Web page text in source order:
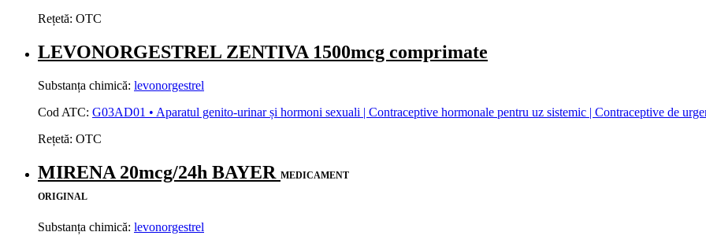
Rețetă: OTC
LEVONORGESTREL ZENTIVA 1500mcg comprimate
Substanța chimică: levonorgestrel
Cod ATC: G03AD01 • Aparatul genito-urinar și hormoni sexuali | Contraceptive hormonale pentru uz sistemic | Contraceptive de
Rețetă: OTC
MIRENA 20mcg/24h BAYER MEDICAMENT
ORIGINAL
Substanța chimică: levonorgestrel